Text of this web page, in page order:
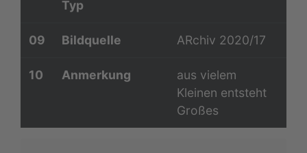
Typ
09 Bildquelle ARchiv 2020/17
10 Anmerkung
aus vielem
Kleinen entsteht
Großes